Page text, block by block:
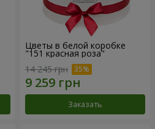
Цветы в белой коробке
"151 красная роза"
14 245 грн
Заказать